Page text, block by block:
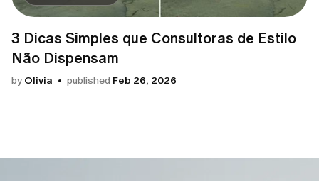
3 Dicas Simples que Consultoras de Estilo
Não Dispensam
by Olivia published Feb 26, 2026